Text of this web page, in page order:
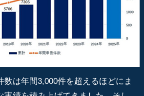
数は年間3,000件を超えるほどにま